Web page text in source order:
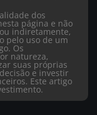
dos
página e não
indiretamente,
pelo uso de um
Os
natureza,
suas próprias
e investir
Este artigo